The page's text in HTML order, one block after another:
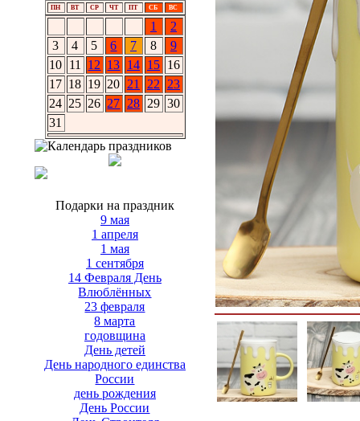
ПН ВТ СР ЧТ ПТ СБ ВС
1
2
3
4 5 6 7 8
9
10 11 12 13 14 15 16
17 18 19 20 21 22
23
24 25 26 27 28 29 30
31
Подарки на праздник
9 мая
1 апреля
1 мая
1 сентября
14 Февраля День
Влюблённых
23 февраля
8 марта
годовщина
День детей
День народного единства
России
день рождения
День России